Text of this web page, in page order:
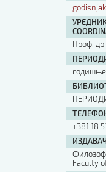
Проф. др
+381 18
ИЗДАВАЧ
Faculty